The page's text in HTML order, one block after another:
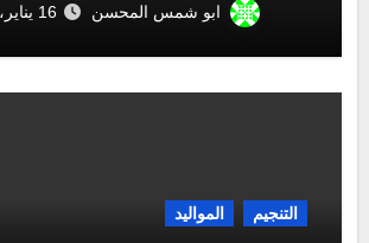
ابو شمس المحسن 16 يناير، 2026
التنجيم المواليد